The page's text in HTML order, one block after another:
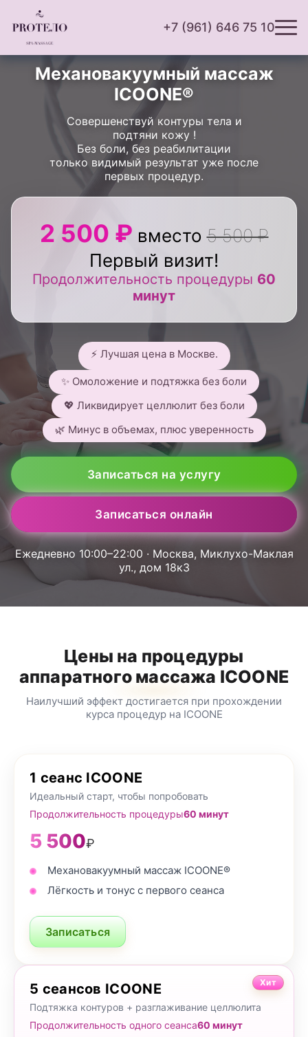
+7 (961) 646 75 10
Механовакуумный массаж
ICOONE®
Совершенствуй контуры тела и
подтяни кожу !
Без боли, без реабилитации
только видимый результат уже после
первых процедур.
2 500 ₽ вместо5 500 ₽
Первый визит!
Продолжительность процедуры 60
минут
⚡ Лучшая цена в Москве.
✨ Омоложение и подтяжка без боли
💖 Ликвидирует целлюлит без боли
🌿 Минус в объемах, плюс уверенность
Записаться на услугу
Записаться онлайн
Ежедневно 10:00–22:00 · Москва, Миклухо-Маклая
ул., дом 18к3
Цены на процедуры
аппаратного массажа ICOONE
Наилучший эффект достигается при прохождении
курса процедур на ICOONE
1 сеанс ICOONE
Идеальный старт, чтобы попробовать
Продолжительность процедуры60 минут
5 500₽
Механовакуумный массаж ICOONE®
Лёгкость и тонус с первого сеанса
Записаться
5 сеансов ICOONE
Подтяжка контуров + разглаживание целлюлита
Продолжительность одного сеанса60 минут
Хит